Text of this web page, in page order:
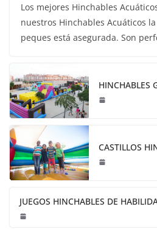
Los mejores Hinchables
nuestros Hinchables Acuáticos
peques está asegurada. Son
HINCHABLES
CASTILLOS
JUEGOS HINCHABLES DE